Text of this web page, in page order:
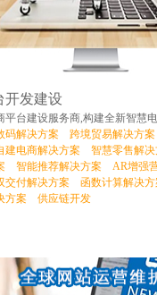
开发建设
平台建设服务商,构建全新智慧
码解决方案
跨境贸易解决方案
建电商解决方案
智慧零售解决
智能推荐解决方案
AR增强
交付解决方案
函数计算解决方
方案
供应链开发